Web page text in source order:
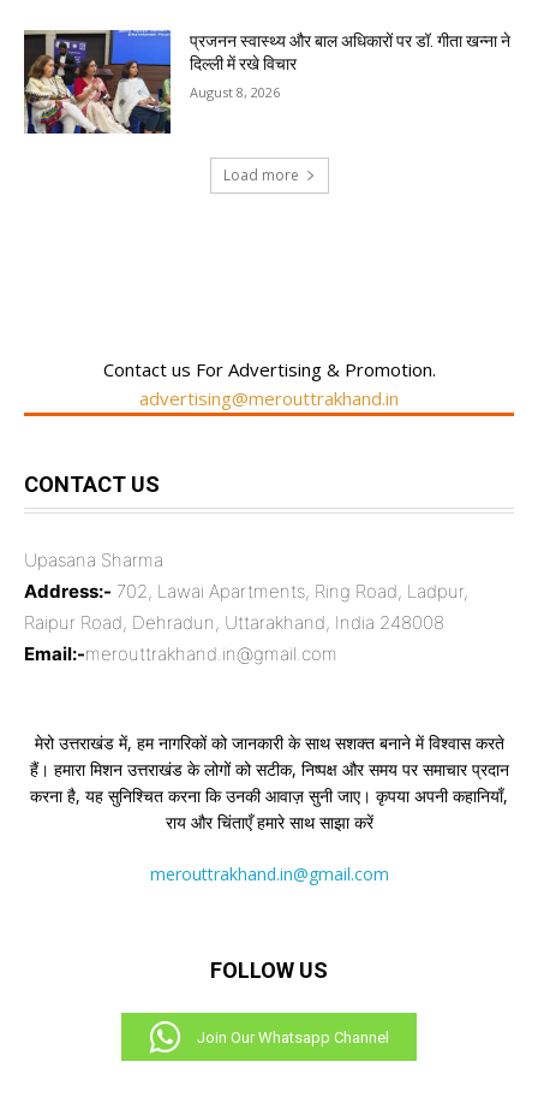
प्रजनन स्वास्थ्य और बाल अधिकारों पर डॉ. गीता खन्ना ने
दिल्ली में रखे विचार
August 8, 2026
Load more
Contact us For Advertising & Promotion.
advertising@merouttrakhand.in
CONTACT US
Upasana Sharma
Address:- 702, Lawai Apartments, Ring Road, Ladpur,
Raipur Road, Dehradun, Uttarakhand, India 248008
Email:-merouttrakhand.in@gmail.com
मेरो उत्तराखंड में, हम नागरिकों को जानकारी के साथ सशक्त बनाने में विश्वास करते
हैं। हमारा मिशन उत्तराखंड के लोगों को सटीक, निष्पक्ष और समय पर समाचार प्रदान
करना है, यह सुनिश्चित करना कि उनकी आवाज़ सुनी जाए। कृपया अपनी कहानियाँ,
राय और चिंताएँ हमारे साथ साझा करें
merouttrakhand.in@gmail.com
FOLLOW US
Join Our Whatsapp Channel